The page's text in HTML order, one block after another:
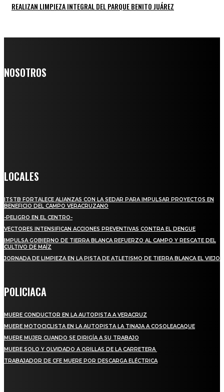
REALIZAN LIMPIEZA INTEGRAL DEL PARQUE BENITO JUÁREZ
NOSOTROS
LOCALES
ITSTB FORTALECE ALIANZAS CON LA SEDAR PARA IMPULSAR PROYECTOS EN
BENEFICIO DEL CAMPO VERACRUZANO
-PELIGRO EN EL CENTRO-
VECTORES INTENSIFICAN ACCIONES PREVENTIVAS CONTRA EL DENGUE
IMPULSA GOBIERNO DE TIERRA BLANCA REFUERZO AL CAMPO Y RESCATE DEL
CULTIVO DE MAÍZ
JORNADA DE LIMPIEZA EN LA PISTA DE ATLETISMO DE TIERRA BLANCA EL VIEJO
POLICIACA
MUERE CONDUCTOR EN LA AUTOPISTA A VERACRUZ
MUERE MOTOCICLISTA EN LA AUTOPISTA LA TINAJA A COSOLEACAQUE
MUERE MUJER CUANDO SE DIRIGÍA A SU TRABAJO
MUERE SOLO Y OLVIDADO A ORILLAS DE LA CARRETERA
TRABAJADOR DE CFE MUERE POR DESCARGA ELÉCTRICA